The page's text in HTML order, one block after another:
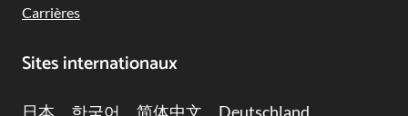
Carrières
Sites internationaux
日本 한국어 简体中文 Deutschland